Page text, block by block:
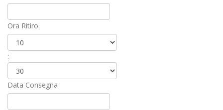
Ora Ritiro
:
Data Consegna